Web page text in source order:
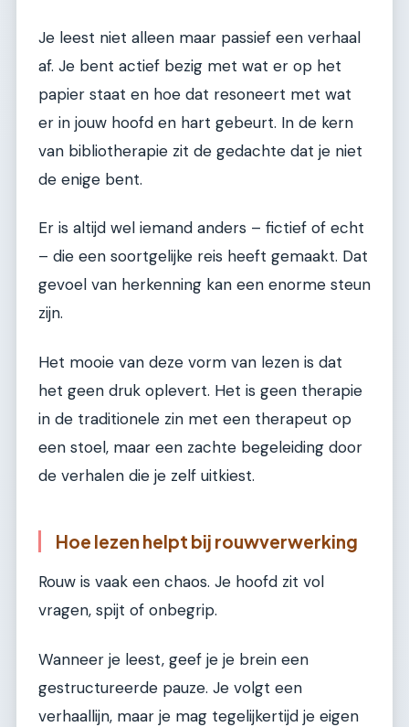
Je leest niet alleen maar passief een verhaal
af. Je bent actief bezig met wat er op het
papier staat en hoe dat resoneert met wat
er in jouw hoofd en hart gebeurt. In de kern
van bibliotherapie zit de gedachte dat je niet
de enige bent.
Er is altijd wel iemand anders – fictief of echt
– die een soortgelijke reis heeft gemaakt. Dat
gevoel van herkenning kan een enorme steun
zijn.
Het mooie van deze vorm van lezen is dat
het geen druk oplevert. Het is geen therapie
in de traditionele zin met een therapeut op
een stoel, maar een zachte begeleiding door
de verhalen die je zelf uitkiest.
Hoe lezen helpt bij rouwverwerking
Rouw is vaak een chaos. Je hoofd zit vol
vragen, spijt of onbegrip.
Wanneer je leest, geef je je brein een
gestructureerde pauze. Je volgt een
verhaallijn, maar je mag tegelijkertijd je eigen